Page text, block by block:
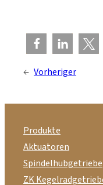
← Vorheriger
Produkte
Aktuatoren
Spindelhubgetriebe
ZK